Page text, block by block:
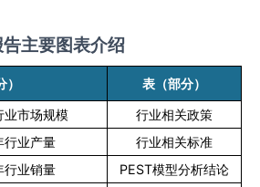
主要图表介绍
表（部分）
业市场规模
行业相关政策
行业产量
行业相关标准
行业销量 PEST模型分析结论